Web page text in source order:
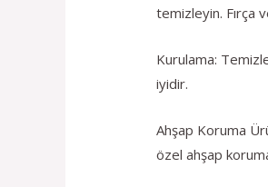
temizleyin. Fırça
Kurulama:
iyidir.
Ahşap Koruma
özel ahşap